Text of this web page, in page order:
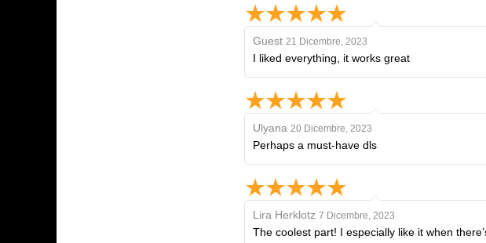
Guest 21 Dicembre, 2023
I liked everything, it works great
Ulyana 20 Dicembre, 2023
Perhaps a must-have dls
Lira Herklotz 7 Dicembre, 2023
The coolest part! I especially like it when